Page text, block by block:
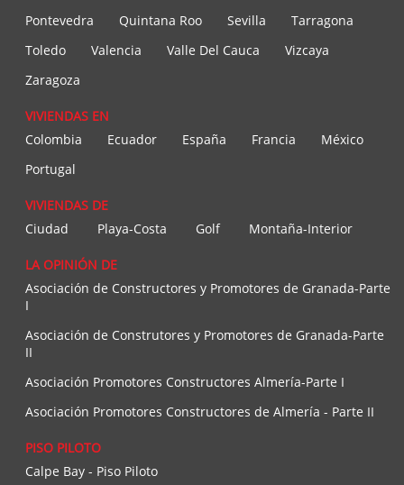
Pontevedra
Quintana Roo Sevilla
Tarragona
Toledo
Valencia Valle Del Cauca
Vizcaya
Zaragoza
VIVIENDAS EN
Colombia
Ecuador España Francia
México
Portugal
VIVIENDAS DE
Ciudad
Playa-Costa Golf Montaña-Interior
LA OPINIÓN DE
Asociación de Constructores y Promotores de Granada-Parte
I
Asociación de Construtores y Promotores de Granada-Parte
II
Asociación Promotores Constructores Almería-Parte I
Asociación Promotores Constructores de Almería - Parte II
PISO PILOTO
Calpe Bay - Piso Piloto